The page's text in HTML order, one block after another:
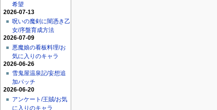
希望
2026-07-13
呪いの魔剣に闇憑き乙
女/序盤育成方法
2026-07-09
悪魔娘の看板料理/お
気に入りのキャラ
2026-06-26
雪鬼屋温泉記/妄想追
加パッチ
2026-06-20
アンケート/王賊/お気
に入りのキャラ